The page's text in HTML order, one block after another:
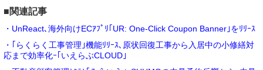
■関連記事
・UnReact､海外向けECｱﾌﾟﾘ｢UR: One-Click Coupon Banner｣をﾘﾘｰｽ
・｢らくらく工事管理｣機能ﾘﾘｰｽ､原状回復工事から入居中の小修繕対
応まで効率化ｰ｢いえらぶCLOUD｣